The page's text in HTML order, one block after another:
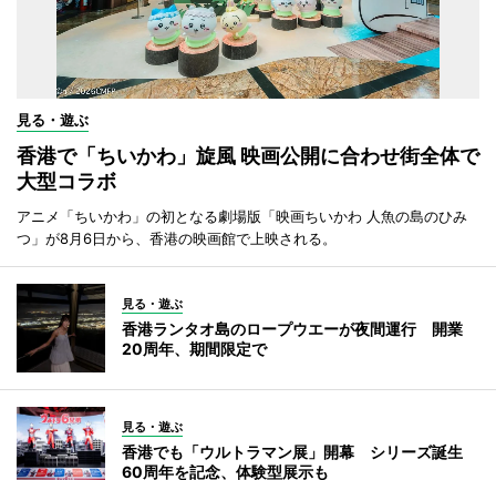
見る・遊ぶ
香港で「ちいかわ」旋風 映画公開に合わせ街全体で
大型コラボ
アニメ「ちいかわ」の初となる劇場版「映画ちいかわ 人魚の島のひみ
つ」が8月6日から、香港の映画館で上映される。
見る・遊ぶ
香港ランタオ島のロープウエーが夜間運行 開業
20周年、期間限定で
見る・遊ぶ
香港でも「ウルトラマン展」開幕 シリーズ誕生
60周年を記念、体験型展示も